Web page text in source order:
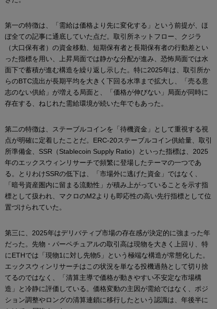
第一の特徴は、「需給は価格より先に変化する」という前提が、ほ
ぼ全ての記事に通底していた点だ。取引所ネットフロー、クジラ
（大口保有者）の資金移動、短期保有者と長期保有者の行動差とい
った指標を用い、上昇局面では静かな分配が進み、恐怖局面では水
面下で蓄積が進む構造を繰り返し示した。特に2025年は、取引所か
らのBTC流出が長期平均を大きく下回る水準まで拡大し、「売る意
志のない供給」が増える局面と、「価格が伸びない」局面が同時に
存在する、ねじれた需給環境が続いた年でもあった。
第二の特徴は、ステーブルコインを「待機資金」として重視する視
点が明確に定着したことだ。ERC-20ステーブルコイン供給量、取引
所準備金、SSR（Stablecoin Supply Ratio）といった指標は、2025
年のエックスウィンリサーチで頻繁に登場したテーマの一つであ
る。とりわけSSRの低下は、「市場外に逃げた資金」ではなく、
「暗号資産圏内に留まる流動性」が積み上がっていることを示す指
標として扱われ、マクロのM2よりも即応性の高い先行指標として位
置づけられていた。
第三に、2025年はデリバティブ市場の存在感が決定的に強まった年
だった。先物・パーペチュアルの取引高は現物を大きく上回り、特
にETHでは「現物1に対し先物5」という極端な構造が常態化した。
エックスウィンリサーチはこの状況を単なる投機過熱として切り捨
てるのではなく、「清算主導で価格が動きやすい不安定な市場構
造」と冷静に評価している。価格変動の主因が需給ではなく、ポジ
ション調整やロングの清算連鎖に移行したという認識は、年後半に